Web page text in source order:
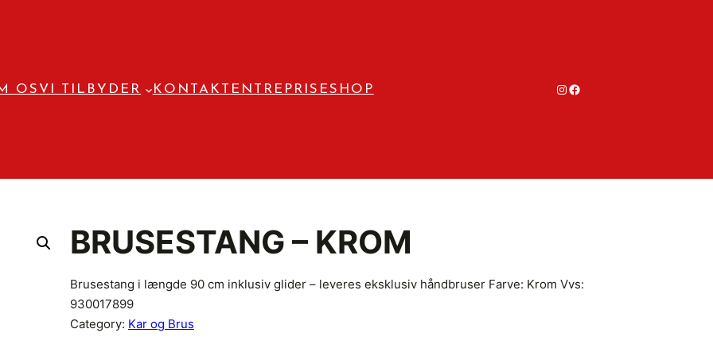
OS VI TILBYDER KONTAKT ENTREPRISESHOP # #
BRUSESTANG – KROM
Brusestang i længde 90 cm inklusiv glider – leveres eksklusiv håndbruser Farve: Krom Vvs:
930017899
Category: Kar og Brus